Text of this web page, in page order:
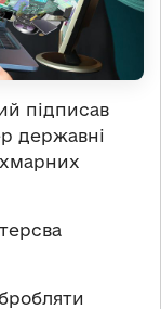
підписав
державні
хмарних